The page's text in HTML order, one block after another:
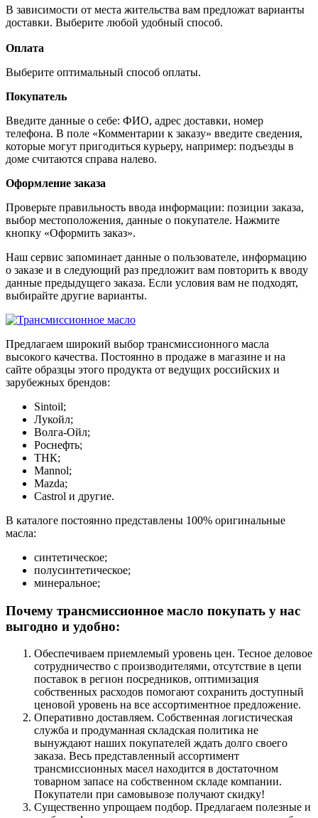
В зависимости от места жительства вам предложат варианты
доставки. Выберите любой удобный способ.
Оплата
Выберите оптимальный способ оплаты.
Покупатель
Введите данные о себе: ФИО, адрес доставки, номер
телефона. В поле «Комментарии к заказу» введите сведения,
которые могут пригодиться курьеру, например: подъезды в
доме считаются справа налево.
Оформление заказа
Проверьте правильность ввода информации: позиции заказа,
выбор местоположения, данные о покупателе. Нажмите
кнопку «Оформить заказ».
Наш сервис запоминает данные о пользователе, информацию
о заказе и в следующий раз предложит вам повторить к вводу
данные предыдущего заказа. Если условия вам не подходят,
выбирайте другие варианты.
Предлагаем широкий выбор трансмиссионного масла
высокого качества. Постоянно в продаже в магазине и на
сайте образцы этого продукта от ведущих российских и
зарубежных брендов:
Sintoil;
Лукойл;
Волга-Ойл;
Роснефть;
ТНК;
Mannol;
Mazda;
Castrol и другие.
В каталоге постоянно представлены 100% оригинальные
масла:
синтетическое;
полусинтетическое;
минеральное;
Почему трансмиссионное масло покупать у нас
выгодно и удобно:
Обеспечиваем приемлемый уровень цен. Тесное деловое
сотрудничество с производителями, отсутствие в цепи
поставок в регион посредников, оптимизация
собственных расходов помогают сохранить доступный
ценовой уровень на все ассортиментное предложение.
Оперативно доставляем. Собственная логистическая
служба и продуманная складская политика не
вынуждают наших покупателей ждать долго своего
заказа. Весь представленный ассортимент
трансмиссионных масел находится в достаточном
товарном запасе на собственном складе компании.
Покупатели при самовывозе получают скидку!
Существенно упрощаем подбор. Предлагаем полезные и